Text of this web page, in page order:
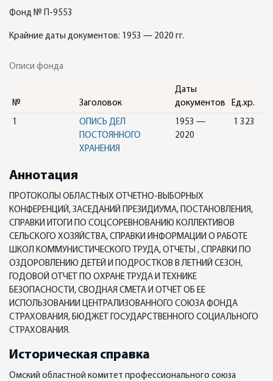
Фонд № П-9553
Крайние даты документов: 1953 — 2020 гг.
Описи фонда
№ Заголовок
Даты
документов
Ед.хр.
1
ОПИСЬ ДЕЛ
ПОСТОЯННОГО
ХРАНЕНИЯ
1953 —
2020
1 323
Аннотация
ПРОТОКОЛЫ ОБЛАСТНЫХ ОТЧЕТНО-ВЫБОРНЫХ
КОНФЕРЕНЦИЙ, ЗАСЕДАНИЙ ПРЕЗИДИУМА, ПОСТАНОВЛЕНИЯ,
СПРАВКИ ИТОГИ ПО СОЦСОРЕВНОВАНИЮ КОЛЛЕКТИВОВ
СЕЛЬСКОГО ХОЗЯЙСТВА, СПРАВКИ ИНФОРМАЦИИ О РАБОТЕ
ШКОЛ КОММУНИСТИЧЕСКОГО ТРУДА, ОТЧЕТЫ , СПРАВКИ ПО
ОЗДОРОВЛЕНИЮ ДЕТЕЙ И ПОДРОСТКОВ В ЛЕТНИЙ СЕЗОН,
ГОДОВОЙ ОТЧЕТ ПО ОХРАНЕ ТРУДА И ТЕХНИКЕ
БЕЗОПАСНОСТИ, СВОДНАЯ СМЕТА И ОТЧЕТ ОБ ЕЕ
ИСПОЛЬЗОВАНИИ ЦЕНТРАЛИЗОВАННОГО СОЮЗА ФОНДА
СТРАХОВАНИЯ, БЮДЖЕТ ГОСУДАРСТВЕННОГО СОЦИАЛЬНОГО
СТРАХОВАНИЯ.
Историческая справка
Омский областной комитет профессионального союза